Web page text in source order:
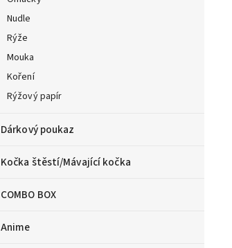
Nudle
Rýže
Mouka
Koření
Rýžový papír
Dárkový poukaz
Kočka štěstí/Mávající kočka
COMBO BOX
Anime